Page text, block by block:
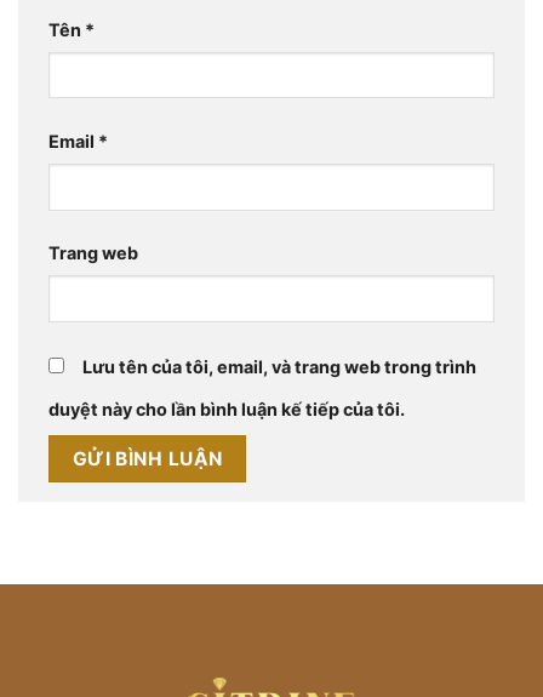
Tên *
Email *
Trang web
Lưu tên của tôi, email, và trang web trong trình
duyệt này cho lần bình luận kế tiếp của tôi.